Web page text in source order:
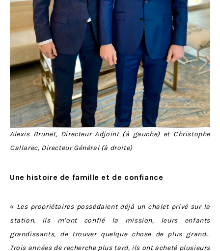
Alexis Brunet, Directeur Adjoint (à gauche) et Christophe
Callarec, Directeur Général (à droite)
Une histoire de famille et de confiance
« Les propriétaires possédaient déjà un chalet privé sur la
station. Ils m’ont confié la mission, leurs enfants
grandissants, de trouver quelque chose de plus grand…
Trois années de recherche plus tard, ils ont acheté plusieurs